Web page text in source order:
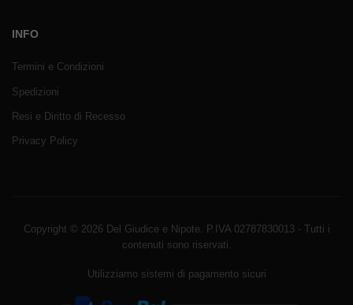
INFO
Termini e Condizioni
Spedizioni
Resi e Diritto di Recesso
Privacy Policy
Copyright © 2026 Del Giudice e Nipote. P.IVA 02787830013 - Tutti i
contenuti sono riservati.
Utilizziamo sistemi di pagamento sicuri